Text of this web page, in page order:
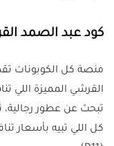
كود عبد الصمد
منصة كل الكوبونات
القرشي المميزة اللي
تبحث عن عطور رجالية،
كل اللي تبيه بأسعار